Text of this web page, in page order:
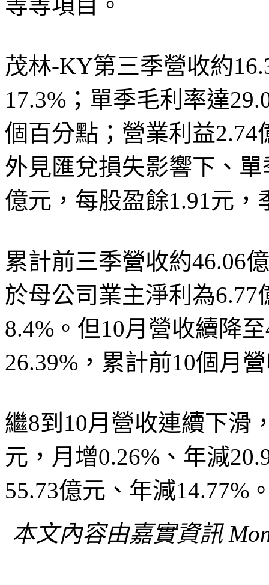
茂林-KY第三季營收約
17.3%；單季毛利率達
個百分點；營業利益2.74
外見匯兌損失影響下、
億元，每股盈餘1.91元，
累計前三季營收約46.06
於母公司業主淨利為
8.4%。但10月營收續降
26.39%，累計前10個月
繼8到10月營收連續下滑
元，月增0.26%、年減
55.73億元、年減14.77%
本文內容由嘉實資訊